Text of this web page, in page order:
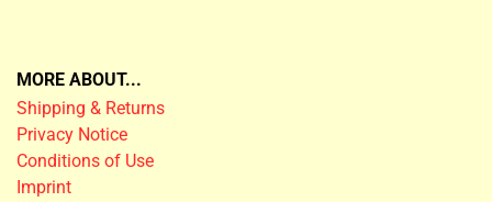
MORE ABOUT...
Shipping & Returns
Privacy Notice
Conditions of Use
Imprint